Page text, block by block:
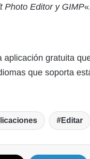
Photo Editor y GIMP
aplicación gratuita
que soporta
Editar